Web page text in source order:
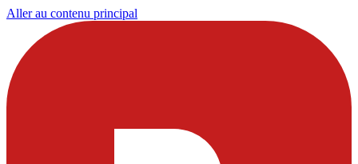
Aller au contenu principal